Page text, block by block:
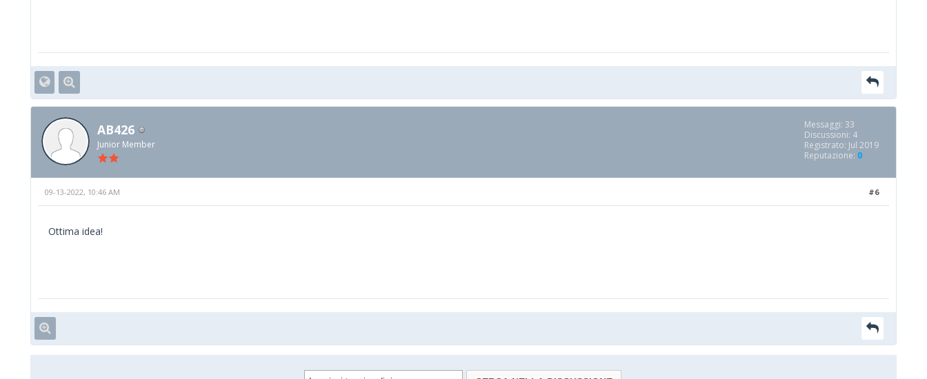
AB426
Junior Member
Messaggi: 33
Discussioni: 4
Registrato: Jul 2019
Reputazione: 0
#6
09-13-2022, 10:46 AM
Ottima idea!